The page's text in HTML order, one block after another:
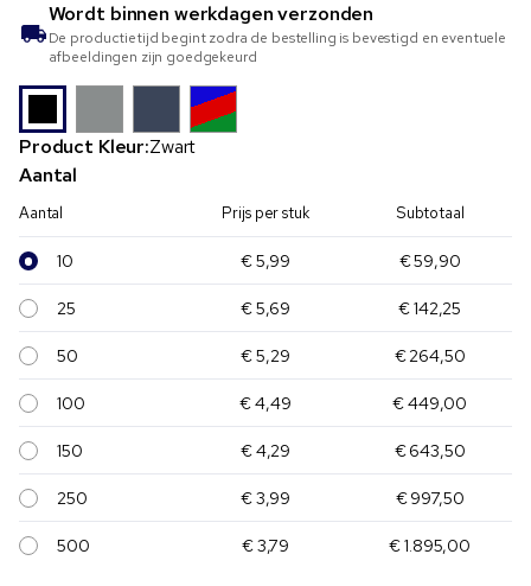
Wordt binnen werkdagen verzonden
De productietijd begint zodra de bestelling is bevestigd en eventuele
afbeeldingen zijn goedgekeurd
Product Kleur:Zwart
Aantal
Aantal Prijs per stuk Subtotaal
10 € 5,99 € 59,90
25 € 5,69 € 142,25
50 € 5,29 € 264,50
100 € 4,49 € 449,00
150 € 4,29 € 643,50
250 € 3,99 € 997,50
500 € 3,79 € 1.895,00